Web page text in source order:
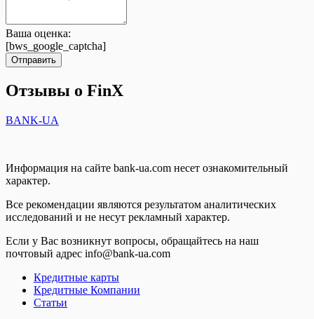
Ваша оценка:
[bws_google_captcha]
Отправить
Отзывы о FinX
BANK-UA
Информация на сайте bank-ua.com несет ознакомительный
характер.
Все рекомендации являются результатом аналитических
исследований и не несут рекламный характер.
Если у Вас возникнут вопросы, обращайтесь на наш
почтовый адрес info@bank-ua.com
Кредитные карты
Кредитные Компании
Статьи